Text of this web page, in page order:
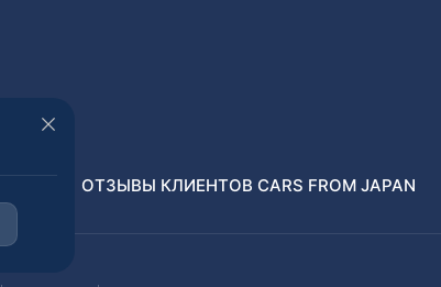
ОТЗЫВЫ КЛИЕНТОВ CARS FROM JAPAN